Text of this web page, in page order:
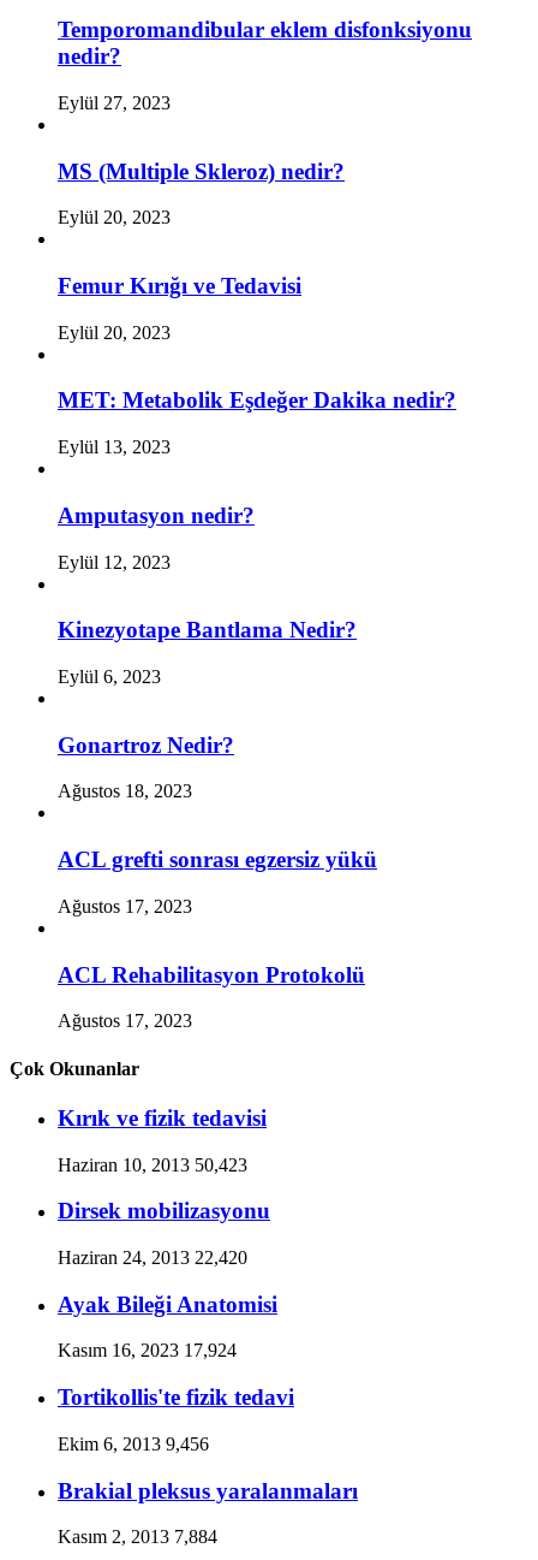
Temporomandibular eklem disfonksiyonu
nedir?
Eylül 27, 2023
MS (Multiple Skleroz) nedir?
Eylül 20, 2023
Femur Kırığı ve Tedavisi
Eylül 20, 2023
MET: Metabolik Eşdeğer Dakika nedir?
Eylül 13, 2023
Amputasyon nedir?
Eylül 12, 2023
Kinezyotape Bantlama Nedir?
Eylül 6, 2023
Gonartroz Nedir?
Ağustos 18, 2023
ACL grefti sonrası egzersiz yükü
Ağustos 17, 2023
ACL Rehabilitasyon Protokolü
Ağustos 17, 2023
Çok Okunanlar
Kırık ve fizik tedavisi
Haziran 10, 2013 50,423
Dirsek mobilizasyonu
Haziran 24, 2013 22,420
Ayak Bileği Anatomisi
Kasım 16, 2023 17,924
Tortikollis'te fizik tedavi
Ekim 6, 2013 9,456
Brakial pleksus yaralanmaları
Kasım 2, 2013 7,884